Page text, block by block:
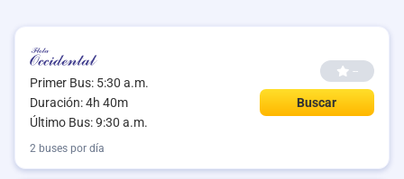
Primer Bus: 5:30 a.m.
Duración: 4h 40m
Último Bus: 9:30 a.m.
--
Buscar
2 buses por día